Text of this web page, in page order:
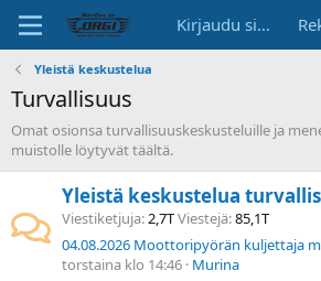
Kirjaudu sisään
Yleistä keskustelua
Turvallisuus
Omat osionsa turvallisuuskeskusteluille ja
muistolle löytyvät täältä.
Yleistä keskustelua
Viestiketjuja 2,7TViestejä 85,1T
torstaina klo 14:46 Murina